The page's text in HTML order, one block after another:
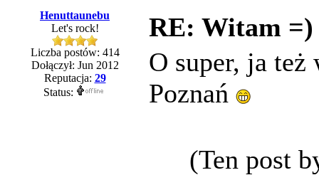
Henuttaunebu
Let's rock!
Liczba postów: 414
Dołączył: Jun 2012
Reputacja: 29
Status:
RE: Witam =)
O super, ja
Poznań
(Ten post